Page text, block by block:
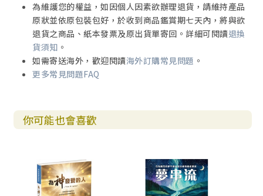
為維護您的權益，如因個人因素欲辦理退貨，請維持產品
原狀並依原包裝包好，於收到商品鑑賞期七天內，將與欲
退貨之商品、紙本發票及原出貨單寄回。詳細可閱讀退換
貨須知 。
如需寄送海外，歡迎閱讀海外訂購常見問題 。
更多常見問題FAQ
你可能也會喜歡